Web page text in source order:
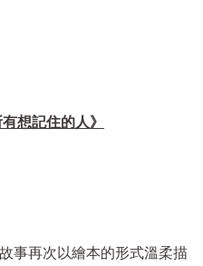
想記住的人》
事再次以繪本的形式溫柔描